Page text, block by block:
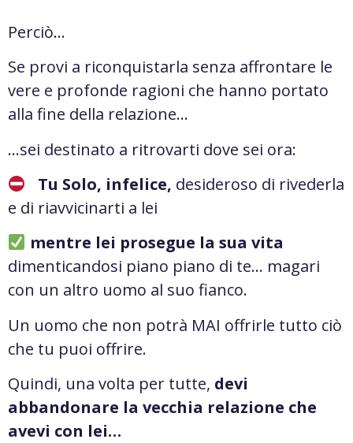
Perciò…
Se provi a riconquistarla senza affrontare le
vere e profonde ragioni che hanno portato
alla fine della relazione…
…sei destinato a ritrovarti dove sei ora:
Tu Solo, infelice, desideroso di rivederla
e di riavvicinarti a lei
mentre lei prosegue la sua vita
dimenticandosi piano piano di te… magari
con un altro uomo al suo fianco.
Un uomo che non potrà MAI offrirle tutto ciò
che tu puoi offrire.
Quindi, una volta per tutte, devi
abbandonare la vecchia relazione che
avevi con lei…